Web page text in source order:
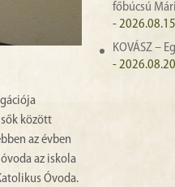
között
az évben
az iskola
Óvoda.
főbúcsú
-
KOVÁSZ –
-